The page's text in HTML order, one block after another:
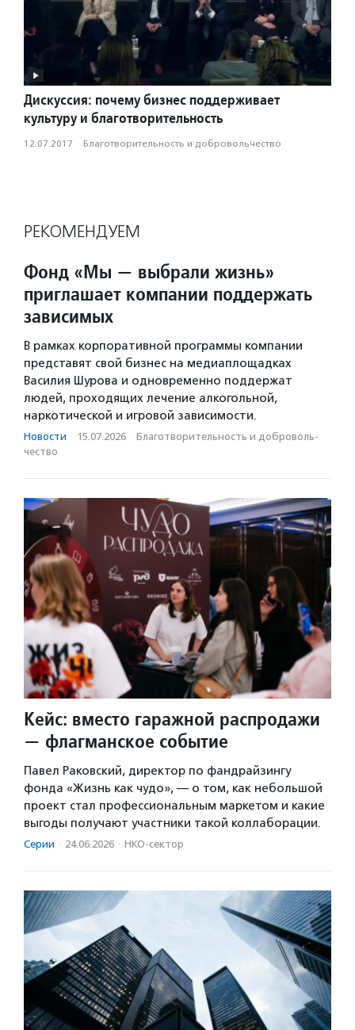
Дискуссия: почему бизнес поддерживает
культуру и благотворительность
12.07.2017 · Благотвори­тель­ность и доброволь­чест­во
РЕКОМЕНДУЕМ
Фонд «Мы — выбрали жизнь»
приглашает компании поддержать
зависимых
В рамках корпоративной программы компании
представят свой бизнес на медиаплощадках
Василия Шурова и одновременно поддержат
людей, проходящих лечение алкогольной,
наркотической и игровой зависимости.
Новости · 15.07.2026 · Благотвори­тель­ность и доброволь­
чест­во
Кейс: вместо гаражной распродажи
— флагманское событие
Павел Раковский, директор по фандрайзингу
фонда «Жизнь как чудо», — о том, как небольшой
проект стал профессиональным маркетом и какие
выгоды получают участники такой коллаборации.
Серии · 24.06.2026 · НКО-сектор